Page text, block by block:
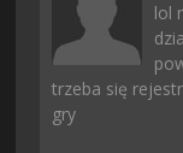
lol
trzeba się
gry